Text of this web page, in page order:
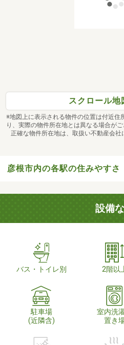
スクロール地
※地図上に表示される物件の位置は付近住
り、実際の物件所在地とは異なる場合がご
正確な物件所在地は、取扱い不動産会社
彦根市内の各駅の住みやすさ
設備
バス・トイレ別 2階以
駐車場
(近隣含)
室内洗
置き